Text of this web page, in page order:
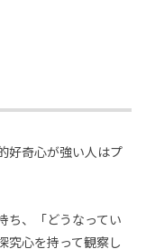
好奇心が強い人はプ
ち、「どうなってい
究心を持って観察し